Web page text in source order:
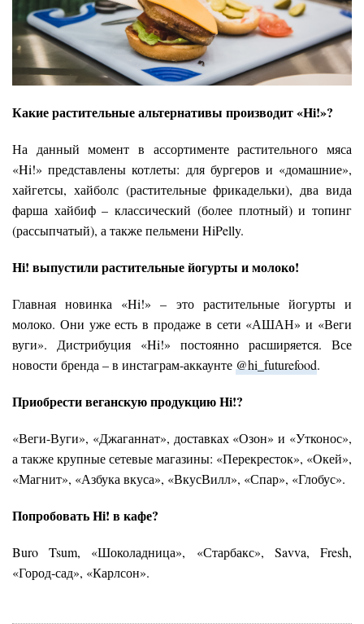
Какие растительные альтернативы производит «Hi!»?
На данный момент в ассортименте растительного мяса
«Hi!» представлены котлеты: для бургеров и «домашние»,
хайгетсы, хайболс (растительные фрикадельки), два вида
фарша хайбиф – классический (более плотный) и топинг
(рассыпчатый), а также пельмени HiPelly.
Hi! выпустили растительные йогурты и молоко!
Главная новинка «Hi!» – это растительные йогурты и
молоко. Они уже есть в продаже в сети «АШАН» и «Веги
вуги». Дистрибуция «Hi!» постоянно расширяется. Все
новости бренда – в инстаграм-аккаунте @hi_futurefood.
Приобрести веганскую продукцию Hi!?
«Веги-Вуги», «Джаганнат», доставках «Озон» и «Утконос»,
а также крупные сетевые магазины: «Перекресток», «Окей»,
«Магнит», «Азбука вкуса», «ВкусВилл», «Спар», «Глобус».
Попробовать Hi! в кафе?
Buro Tsum, «Шоколадница», «Старбакс», Savva, Fresh,
«Город‑сад», «Карлсон».